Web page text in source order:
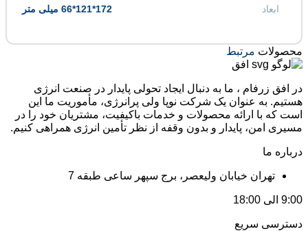
ابعاد 172*121*66 میلی متر
محصولات مرتبط
در افق زرفام ، ما به دنبال ایجاد تحولی پایدار در صنعت انرژی
هستیم. به عنوان یک شرکت نوپا ولی پرانرژی، مأموریت ما این
است که با ارائه محصولات و خدمات باکیفیت، مشتریان خود را در
مسیری امن، پایدار و بدون وقفه از نظر تأمین انرژی همراهی کنیم.
درباره ما
تهران خیابان ولیعصر، برج سپهر ساعی طبقه 7
9:00 الی 18:00
دسترسی سریع